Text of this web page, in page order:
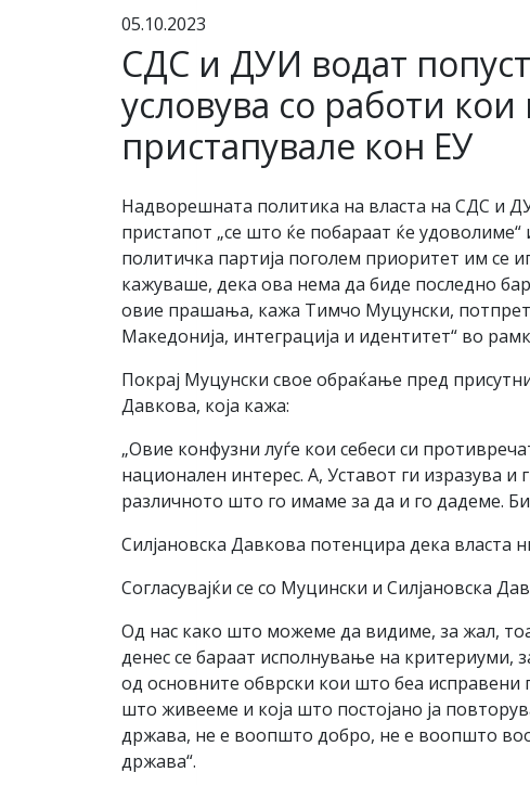
05.10.2023
СДС и ДУИ водат
условува со работи
пристапувале кон ЕУ
Надворешната политика на власта на СДС и
пристапот „се што ќе побараат ќе
политичка партија поголем приоритет им
кажуваше, дека ова нема да биде последно
овие прашања, кажа Тимчо Муцунски,
Македонија, интеграција и идентитет“ во
Покрај Муцунски свое обраќање пред
Давкова, која кажа:
„Овие конфузни луѓе кои себеси си
национален интерес. А, Уставот ги изразува
различното што го имаме за да и го дадеме.
Силјановска Давкова потенцира дека власта
Согласувајќи се со Муцински и Силјановска
Од нас како што можеме да видиме, за жал,
денес се бараат исполнување на
од основните обврски кои што беа исправени
што живееме и која што постојано ја
држава, не е воопшто добро, не е воопшто
држава“.